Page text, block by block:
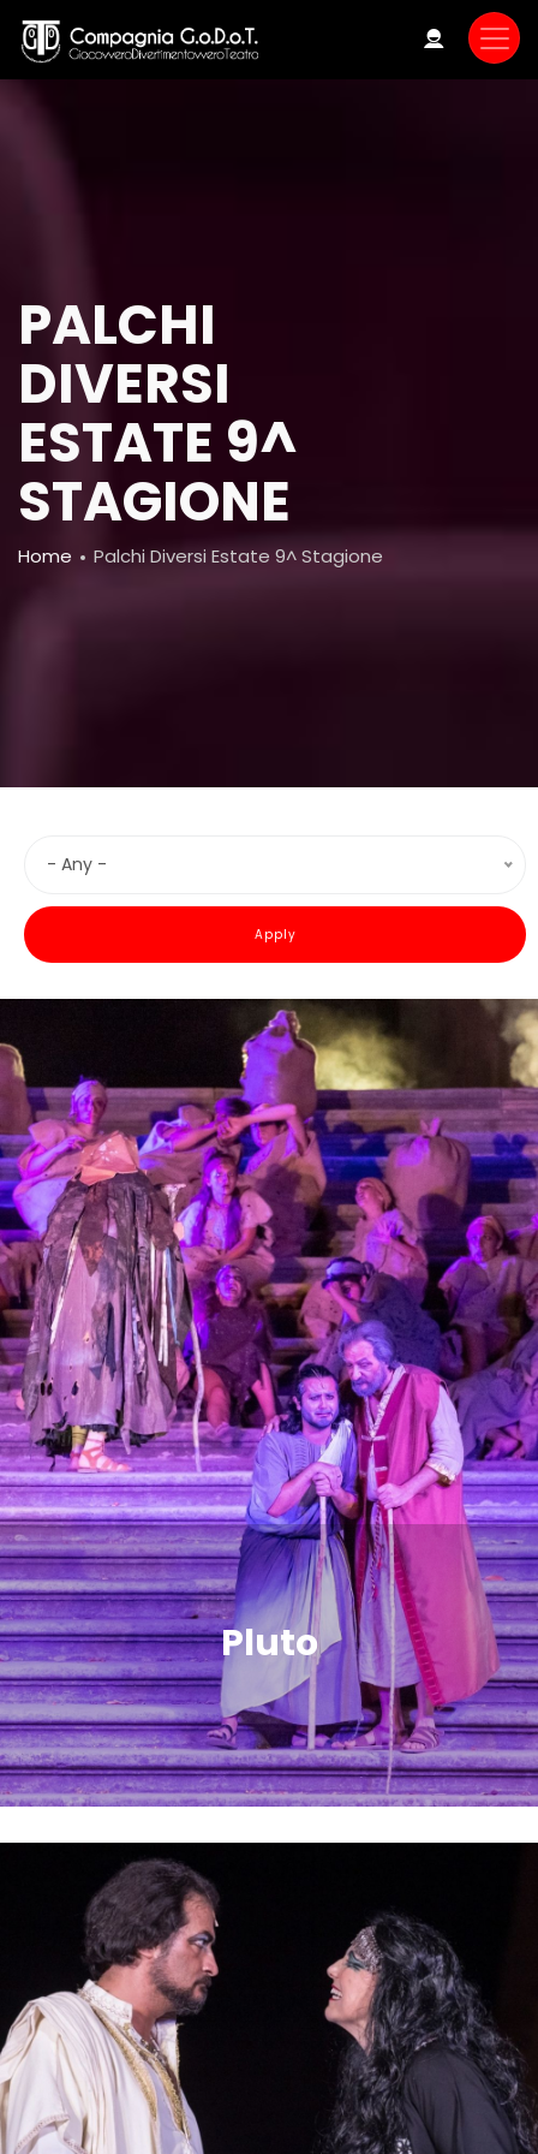
main
PALCHI
DIVERSI
ESTATE 9^
STAGIONE
Breadcrumb
Home Palchi Diversi Estate 9^ Stagione
- Any -
Pluto